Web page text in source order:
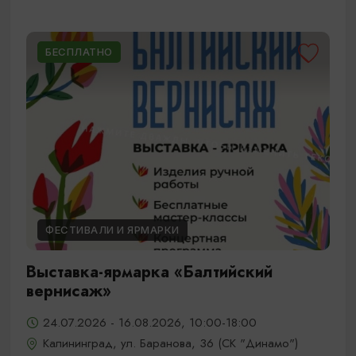
БЕСПЛАТНО
ФЕСТИВАЛИ И ЯРМАРКИ
Выставка-ярмарка «Балтийский
вернисаж»
24.07.2026 - 16.08.2026, 10:00-18:00
Калининград, ул. Баранова, 36 (СК "Динамо")